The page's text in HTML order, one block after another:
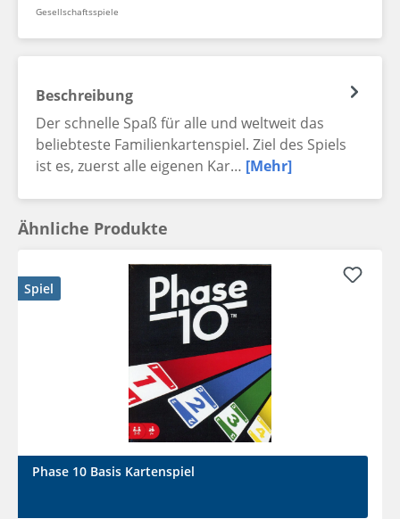
Gesellschaftsspiele
Beschreibung
Der schnelle Spaß für alle und weltweit das
beliebteste Familienkartenspiel. Ziel des Spiels
ist es, zuerst alle eigenen Kar… [Mehr]
Ähnliche Produkte
Spiel
Phase 10 Basis Kartenspiel